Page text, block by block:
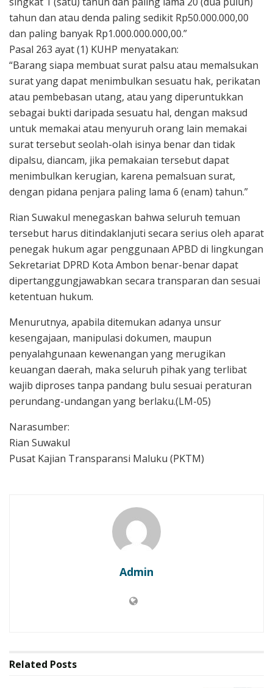
tahun dan atau denda paling sedikit Rp50.000.000,00
dan paling banyak Rp1.000.000.000,00.”
Pasal 263 ayat (1) KUHP menyatakan:
“Barang siapa membuat surat palsu atau memalsukan
surat yang dapat menimbulkan sesuatu hak, perikatan
atau pembebasan utang, atau yang diperuntukkan
sebagai bukti daripada sesuatu hal, dengan maksud
untuk memakai atau menyuruh orang lain memakai
surat tersebut seolah-olah isinya benar dan tidak
dipalsu, diancam, jika pemakaian tersebut dapat
menimbulkan kerugian, karena pemalsuan surat,
dengan pidana penjara paling lama 6 (enam) tahun.”
Rian Suwakul menegaskan bahwa seluruh temuan
tersebut harus ditindaklanjuti secara serius oleh aparat
penegak hukum agar penggunaan APBD di lingkungan
Sekretariat DPRD Kota Ambon benar-benar dapat
dipertanggungjawabkan secara transparan dan sesuai
ketentuan hukum.
Menurutnya, apabila ditemukan adanya unsur
kesengajaan, manipulasi dokumen, maupun
penyalahgunaan kewenangan yang merugikan
keuangan daerah, maka seluruh pihak yang terlibat
wajib diproses tanpa pandang bulu sesuai peraturan
perundang-undangan yang berlaku.(LM-05)
Narasumber:
Rian Suwakul
Pusat Kajian Transparansi Maluku (PKTM)
Admin
Related Posts